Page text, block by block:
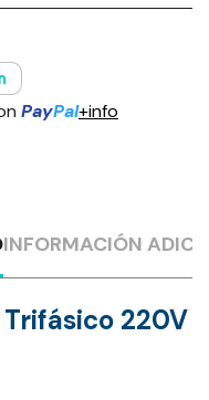
PayPal+info
INFORMACIÓN
220V